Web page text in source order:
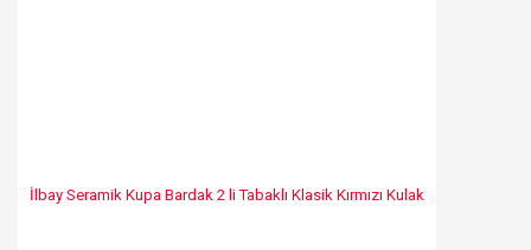
İlbay Seramik Kupa Bardak 2 li Tabaklı Klasik Kırmızı Kulak